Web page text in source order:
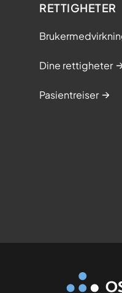
RETTIGHETER
Dine rettigheter
Pasientreiser